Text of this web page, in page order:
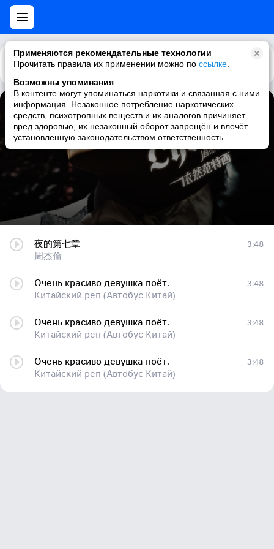
Применяются рекомендательные технологии
Прочитать правила их применении можно по ссылке
Возможны упоминания
В контенте могут упоминаться наркотики и связанная с ними
информация. Незаконное потребление наркотических
средств, психотропных веществ и их аналогов причиняет
вред здоровью, их незаконный оборот запрещён и влечёт
установленную законодательством ответственность
Каталог Рекомендации
夜的第七章
周杰倫
夜的第七章
周杰倫
3:48
Очень красиво девушка поёт.
Китайский реп (Автобус Китай)
3:48
Очень красиво девушка поёт.
Китайский реп (Автобус Китай)
3:48
Очень красиво девушка поёт.
Китайский реп (Автобус Китай)
3:48